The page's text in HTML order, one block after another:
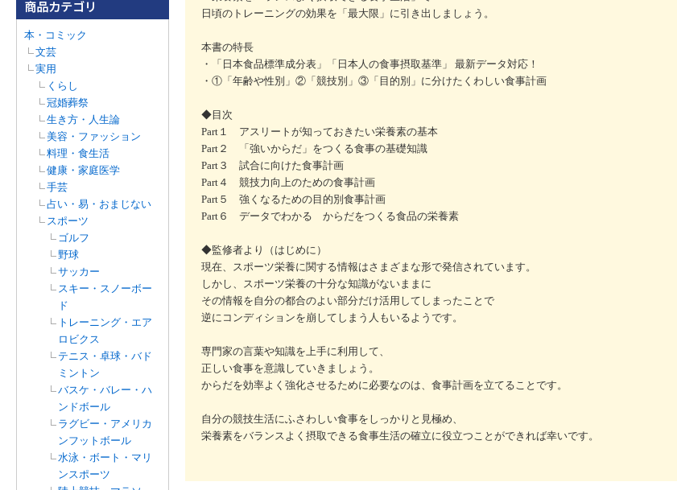
本・コミック
文芸
実用
くらし
冠婚葬祭
生き方・人生論
美容・ファッション
料理・食生活
健康・家庭医学
手芸
占い・易・おまじない
スポーツ
ゴルフ
野球
サッカー
スキー・スノーボー
ド
トレーニング・エア
ロビクス
テニス・卓球・バド
ミントン
バスケ・バレー・ハ
ンドボール
ラグビー・アメリカ
ンフットボール
水泳・ボート・マリ
ンスポーツ
日頃のトレーニングの効果を「最大限」に引き出しましょう。
本書の特長
・「日本食品標準成分表」「日本人の食事摂取基準」 最新データ対応！
・①「年齢や性別」②「競技別」③「目的別」に分けたくわしい食事計画
◆目次
Part１ アスリートが知っておきたい栄養素の基本
Part２ 「強いからだ」をつくる食事の基礎知識
Part３ 試合に向けた食事計画
Part４ 競技力向上のための食事計画
Part５ 強くなるための目的別食事計画
Part６ データでわかる からだをつくる食品の栄養素
◆監修者より（はじめに）
現在、スポーツ栄養に関する情報はさまざまな形で発信されています。
しかし、スポーツ栄養の十分な知識がないままに
その情報を自分の都合のよい部分だけ活用してしまったことで
逆にコンディションを崩してしまう人もいるようです。
専門家の言葉や知識を上手に利用して、
正しい食事を意識していきましょう。
からだを効率よく強化させるために必要なのは、食事計画を立てることです。
自分の競技生活にふさわしい食事をしっかりと見極め、
栄養素をバランスよく摂取できる食事生活の確立に役立つことができれば幸いです。